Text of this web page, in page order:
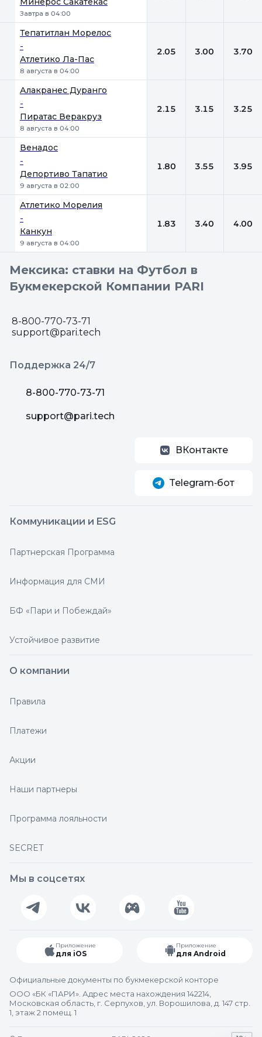
Завтра в 04:00
Тепатитлан Морелос
-
Атлетико Ла-Пас
8 августа в 04:00
2.05 3.00 3.70
Алакранес Дуранго
-
Пиратас Веракруз
8 августа в 04:00
2.15 3.15 3.25
Венадос
-
Депортиво Тапатио
9 августа в 02:00
1.80 3.55 3.95
Атлетико Морелия
-
Канкун
9 августа в 04:00
1.83 3.40 4.00
Мексика: ставки на Футбол в
Букмекерской Компании PARI
8-800-770-73-71
support@pari.tech
Поддержка 24/7
8-800-770-73-71
support@pari.tech
ВКонтакте
Telegram‑бот
Коммуникации и ESG
Партнерская Программа
Информация для СМИ
БФ «Пари и Побеждай»
Устойчивое развитие
О компании
Правила
Платежи
Акции
Наши партнеры
Программа лояльности
SECRET
Мы в соцсетях
Приложение
для iOS
Приложение
для Android
Официальные документы по букмекерской конторе
ООО «БК «ПАРИ». Адрес места нахождения 142214,
Московская область, г. Серпухов, ул. Ворошилова, д. 147 стр.
1, этаж 2 помещ. 1